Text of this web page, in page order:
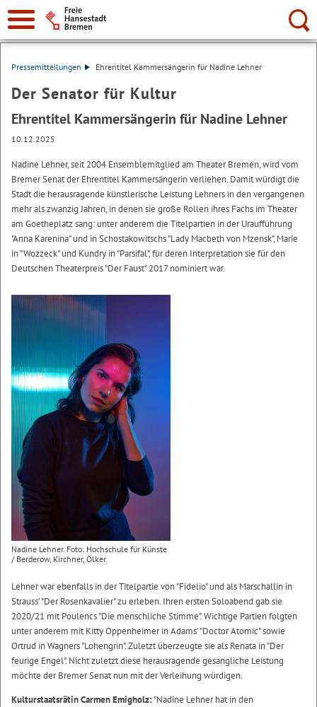
Suche:
Pressemitteilungen Ehrentitel Kammersängerin für Nadine Lehner
Der Senator für Kultur
Ehrentitel Kammersängerin für Nadine Lehner
10.12.2025
Nadine Lehner, seit 2004 Ensemblemitglied am Theater Bremen, wird vom
Bremer Senat der Ehrentitel Kammersängerin verliehen. Damit würdigt die
Stadt die herausragende künstlerische Leistung Lehners in den vergangenen
mehr als zwanzig Jahren, in denen sie große Rollen ihres Fachs im Theater
am Goetheplatz sang: unter anderem die Titelpartien in der Uraufführung
"Anna Karenina" und in Schostakowitschs "Lady Macbeth von Mzensk", Marie
in "Wozzeck" und Kundry in "Parsifal", für deren Interpretation sie für den
Deutschen Theaterpreis "Der Faust" 2017 nominiert war.
Nadine Lehner. Foto: Hochschule für Künste
/ Berderow, Kirchner, Ölker
Lehner war ebenfalls in der Titelpartie von "Fidelio" und als Marschallin in
Strauss’ "Der Rosenkavalier" zu erleben. Ihren ersten Soloabend gab sie
2020/21 mit Poulencs "Die menschliche Stimme". Wichtige Partien folgten
unter anderem mit Kitty Oppenheimer in Adams' "Doctor Atomic" sowie
Ortrud in Wagners "Lohengrin". Zuletzt überzeugte sie als Renata in "Der
feurige Engel". Nicht zuletzt diese herausragende gesangliche Leistung
möchte der Bremer Senat nun mit der Verleihung würdigen.
Kulturstaatsrätin Carmen Emigholz:"Nadine Lehner hat in den